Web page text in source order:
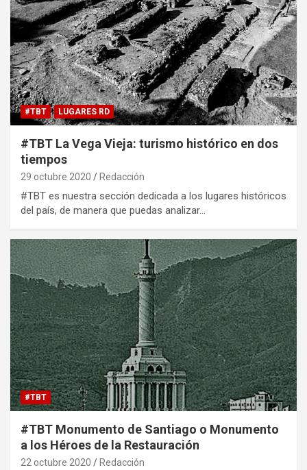
#TBT LUGARES RD
#TBT La Vega Vieja: turismo histórico en dos
tiempos
29 octubre 2020 Redacción
#TBT es nuestra sección dedicada a los lugares históricos
del país, de manera que puedas analizar…
#TBT
#TBT Monumento de Santiago o Monumento
a los Héroes de la Restauración
22 octubre 2020 Redacción